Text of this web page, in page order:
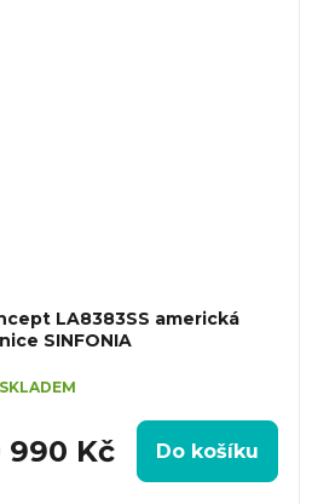
LA8383SS americká
SINFONIA
SKLADEM
990 Kč Do košíku